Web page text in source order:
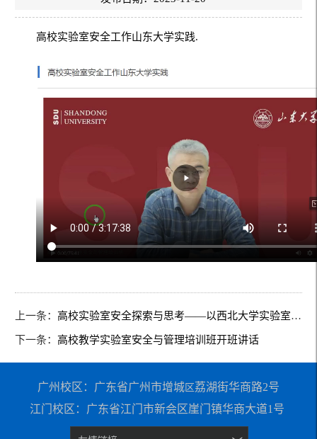
高校实验室安全工作山东大学实践.
上一条： 高校实验室安全探索与思考——以西北大学实验室安全为例
下一条： 高校教学实验室安全与管理培训班开班讲话
广州校区：广东省广州市增城区荔湖街华商路2号
江门校区：广东省江门市新会区崖门镇华商大道1号